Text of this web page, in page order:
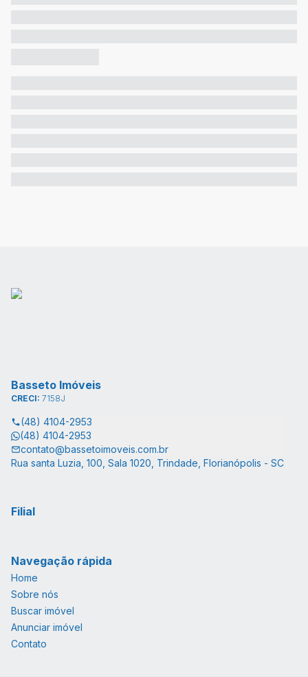
Basseto Imóveis
CRECI: 7158J
(48) 4104-2953
(48) 4104-2953
contato@bassetoimoveis.com.br
Rua santa Luzia, 100, Sala 1020, Trindade, Florianópolis - SC
Filial
Navegação rápida
Home
Sobre nós
Buscar imóvel
Anunciar imóvel
Contato